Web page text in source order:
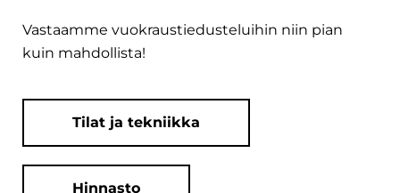
Vastaamme vuokraustiedusteluihin niin pian
kuin mahdollista!
Tilat ja tekniikka
Hinnasto